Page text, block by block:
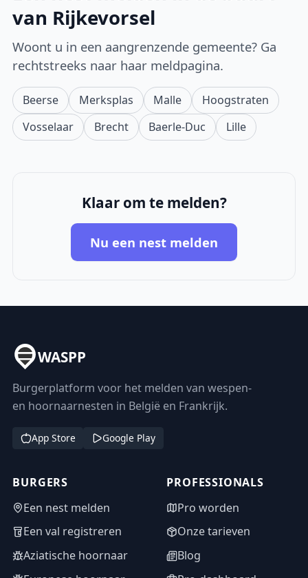
van Rijkevorsel
Woont u in een aangrenzende gemeente? Ga
rechtstreeks naar haar meldpagina.
Beerse Merksplas Malle
Hoogstraten
Vosselaar
Brecht Baerle-Duc Lille
Klaar om te melden?
Nu een nest melden
WASPP
Burgerplatform voor het melden van wespen-
en hoornaarnesten in België en Frankrijk.
App Store Google Play
BURGERS
Een nest melden
Een val registreren
Aziatische hoornaar
PROFESSIONALS
Pro worden
Onze tarieven
Blog